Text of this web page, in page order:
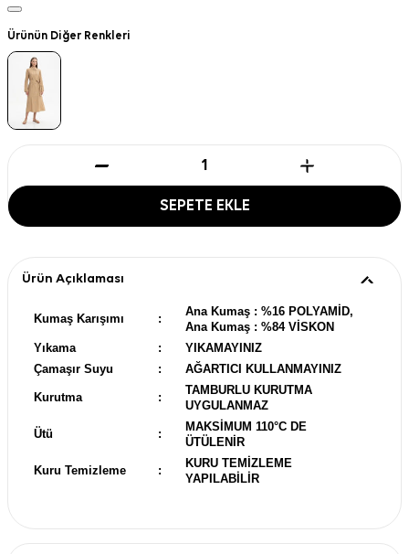
Ürünün Diğer Renkleri
SEPETE EKLE
Ürün Açıklaması
Kumaş Karışımı :
Ana Kumaş : %16 POLYAMİD,
Ana Kumaş : %84 VİSKON
Yıkama
:
YIKAMAYINIZ
Çamaşır Suyu
: AĞARTICI KULLANMAYINIZ
Kurutma :
TAMBURLU KURUTMA
UYGULANMAZ
Ütü :
MAKSİMUM 110°C DE
ÜTÜLENİR
Kuru Temizleme :
KURU TEMİZLEME
YAPILABİLİR